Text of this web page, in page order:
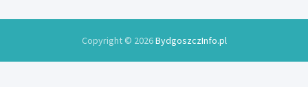
Copyright © 2026BydgoszczInfo.pl